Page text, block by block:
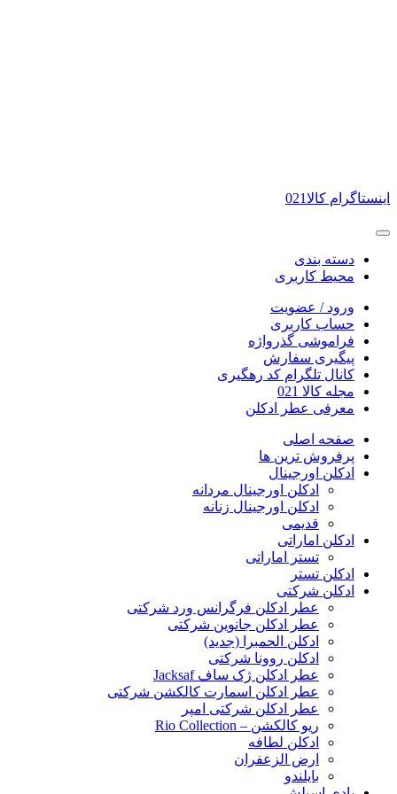
اینستاگرام کالا021
دسته بندی
محیط کاربری
ورود / عضویت
حساب کاربری
فراموشی گذرواژه
پیگیری سفارش
کانال تلگرام کد رهگیری
مجله کالا 021
معرفی عطر ادکلن
صفحه اصلی
پرفروش ترین ها
ادکلن اورجینال
ادکلن اورجینال مردانه
ادکلن اورجینال زنانه
قدیمی
ادکلن اماراتی
تستر اماراتی
ادکلن تستر
ادکلن شرکتی
عطر ادکلن فرگرانس ورد شرکتی
عطر ادکلن جانوین شرکتی
ادکلن الحمبرا (جدید)
ادکلن روونا شرکتی
عطر ادکلن ژک‌ ساف Jacksaf
عطر ادکلن اسمارت کالکشن شرکتی
عطر ادکلن شرکتی امپر
ریو کالکشن – Rio Collection
ادکلن لطافه
ارض الزعفران
بایلندو